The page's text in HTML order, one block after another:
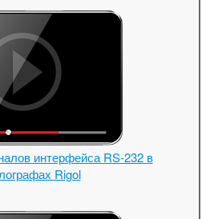
интерфейса RS-232 в
Rigol